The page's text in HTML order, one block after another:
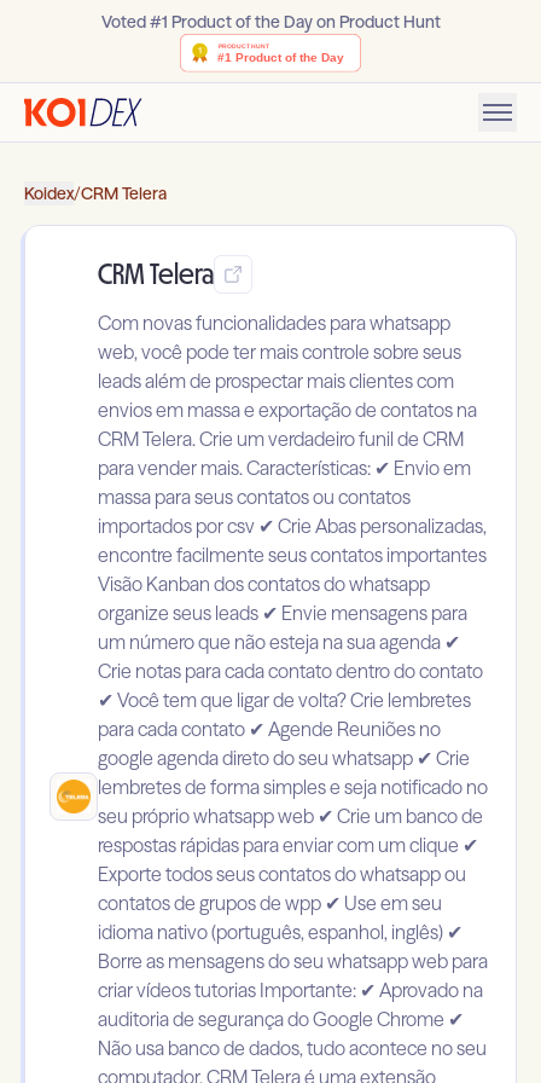
Voted #1 Product of the Day on Product Hunt
Koidex/CRM Telera
CRM Telera
Com novas funcionalidades para whatsapp
web, você pode ter mais controle sobre seus
leads além de prospectar mais clientes com
envios em massa e exportação de contatos na
CRM Telera. Crie um verdadeiro funil de CRM
para vender mais. Características: ✔ Envio em
massa para seus contatos ou contatos
importados por csv ✔ Crie Abas personalizadas,
encontre facilmente seus contatos importantes
Visão Kanban dos contatos do whatsapp
organize seus leads ✔ Envie mensagens para
um número que não esteja na sua agenda ✔
Crie notas para cada contato dentro do contato
✔ Você tem que ligar de volta? Crie lembretes
para cada contato ✔ Agende Reuniões no
google agenda direto do seu whatsapp ✔ Crie
lembretes de forma simples e seja notificado no
seu próprio whatsapp web ✔ Crie um banco de
respostas rápidas para enviar com um clique ✔
Exporte todos seus contatos do whatsapp ou
contatos de grupos de wpp ✔ Use em seu
idioma nativo (português, espanhol, inglês) ✔
Borre as mensagens do seu whatsapp web para
criar vídeos tutorias Importante: ✔ Aprovado na
auditoria de segurança do Google Chrome ✔
Não usa banco de dados, tudo acontece no seu
computador. CRM Telera é uma extensão